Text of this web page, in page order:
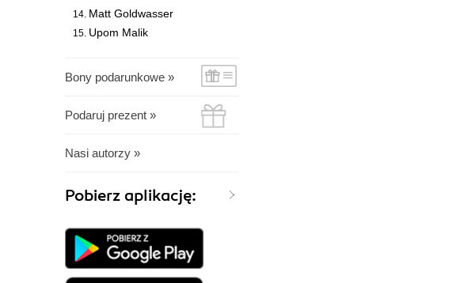
Matt Goldwasser
Upom Malik
Bony podarunkowe »
Podaruj prezent »
Nasi autorzy »
Pobierz aplikację: